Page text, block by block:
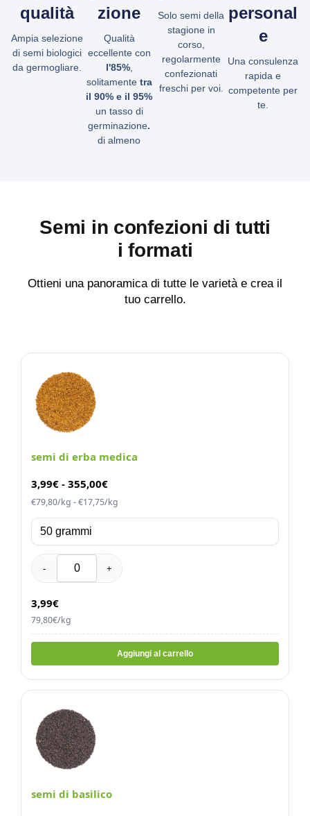
qualità
Ampia selezione
di semi biologici
da germogliare.
zione
Qualità
eccellente con
l'85%,
solitamente tra
il 90% e il 95%
un tasso di
germinazione.
di almeno
Solo semi della
stagione in
corso,
regolarmente
confezionati
freschi per voi.
personal
e
Una consulenza
rapida e
competente per
te.
Semi in confezioni di tutti
i formati
Ottieni una panoramica di tutte le varietà e crea il
tuo carrello.
semi di erba medica
3,99€ - 355,00€
€79,80/kg - €17,75/kg
- +
3,99€
79,80€/kg
Aggiungi al carrello
semi di basilico